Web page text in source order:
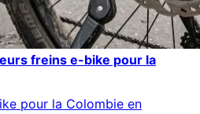
freins e-bike pour la
pour la Colombie en